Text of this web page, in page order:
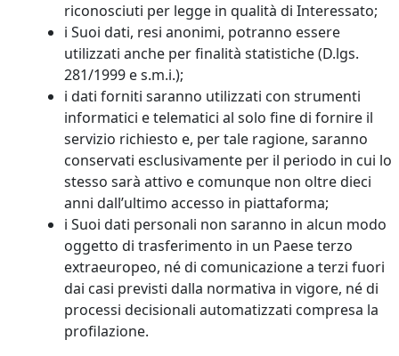
riconosciuti per legge in qualità di Interessato;
i Suoi dati, resi anonimi, potranno essere
utilizzati anche per finalità statistiche (D.lgs.
281/1999 e s.m.i.);
i dati forniti saranno utilizzati con strumenti
informatici e telematici al solo fine di fornire il
servizio richiesto e, per tale ragione, saranno
conservati esclusivamente per il periodo in cui lo
stesso sarà attivo e comunque non oltre dieci
anni dall’ultimo accesso in piattaforma;
i Suoi dati personali non saranno in alcun modo
oggetto di trasferimento in un Paese terzo
extraeuropeo, né di comunicazione a terzi fuori
dai casi previsti dalla normativa in vigore, né di
processi decisionali automatizzati compresa la
profilazione.